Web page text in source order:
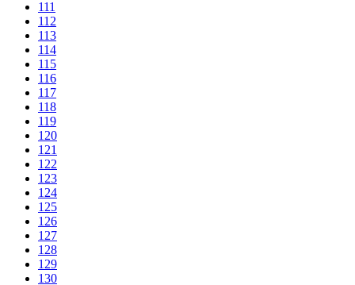
111
112
113
114
115
116
117
118
119
120
121
122
123
124
125
126
127
128
129
130